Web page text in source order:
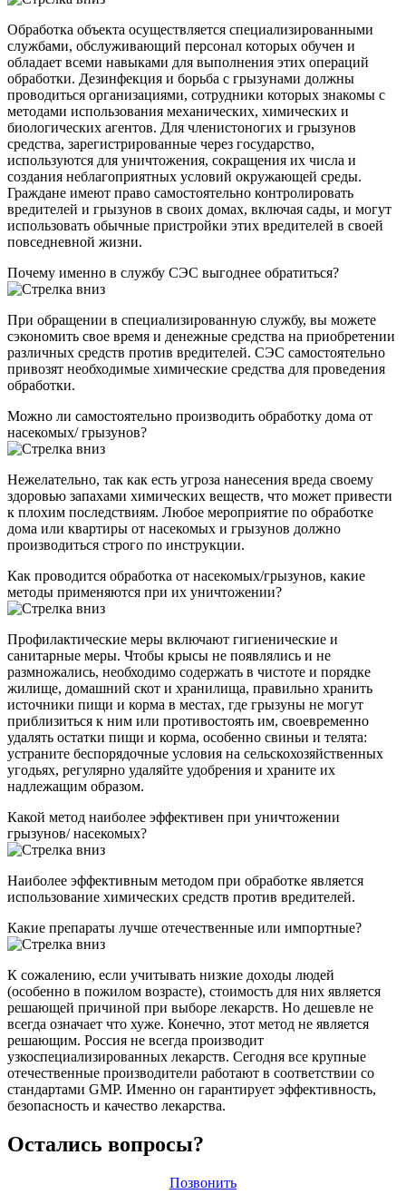
Обработка объекта осуществляется специализированными
службами, обслуживающий персонал которых обучен и
обладает всеми навыками для выполнения этих операций
обработки. Дезинфекция и борьба с грызунами должны
проводиться организациями, сотрудники которых знакомы с
методами использования механических, химических и
биологических агентов. Для членистоногих и грызунов
средства, зарегистрированные через государство,
используются для уничтожения, сокращения их числа и
создания неблагоприятных условий окружающей среды.
Граждане имеют право самостоятельно контролировать
вредителей и грызунов в своих домах, включая сады, и могут
использовать обычные пристройки этих вредителей в своей
повседневной жизни.
Почему именно в службу СЭС выгоднее обратиться?
При обращении в специализированную службу, вы можете
сэкономить свое время и денежные средства на приобретении
различных средств против вредителей. СЭС самостоятельно
привозят необходимые химические средства для проведения
обработки.
Можно ли самостоятельно производить обработку дома от
насекомых/ грызунов?
Нежелательно, так как есть угроза нанесения вреда своему
здоровью запахами химических веществ, что может привести
к плохим последствиям. Любое мероприятие по обработке
дома или квартиры от насекомых и грызунов должно
производиться строго по инструкции.
Как проводится обработка от насекомых/грызунов, какие
методы применяются при их уничтожении?
Профилактические меры включают гигиенические и
санитарные меры. Чтобы крысы не появлялись и не
размножались, необходимо содержать в чистоте и порядке
жилище, домашний скот и хранилища, правильно хранить
источники пищи и корма в местах, где грызуны не могут
приблизиться к ним или противостоять им, своевременно
удалять остатки пищи и корма, особенно свиньи и телята:
устраните беспорядочные условия на сельскохозяйственных
угодьях, регулярно удаляйте удобрения и храните их
надлежащим образом.
Какой метод наиболее эффективен при уничтожении
грызунов/ насекомых?
Наиболее эффективным методом при обработке является
использование химических средств против вредителей.
Какие препараты лучше отечественные или импортные?
К сожалению, если учитывать низкие доходы людей
(особенно в пожилом возрасте), стоимость для них является
решающей причиной при выборе лекарств. Но дешевле не
всегда означает что хуже. Конечно, этот метод не является
решающим. Россия не всегда производит
узкоспециализированных лекарств. Сегодня все крупные
отечественные производители работают в соответствии со
стандартами GMP. Именно он гарантирует эффективность,
безопасность и качество лекарства.
Остались вопросы?
Позвонить